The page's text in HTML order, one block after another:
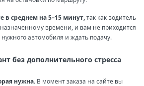
в среднем на 5–15 минут,так как водитель
времени, и вам не приходится
автомобиля и ждать подачу.
без дополнительного стресса
нужна. В момент заказа на сайте вы